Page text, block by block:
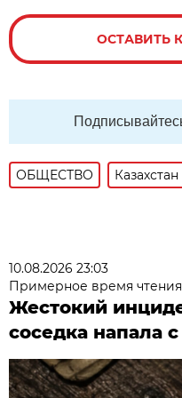
ОСТАВИТЬ
ОБЩЕСТВО Казахстан
10.08.2026 23:03
Примерное время
Жестокий
соседка напала